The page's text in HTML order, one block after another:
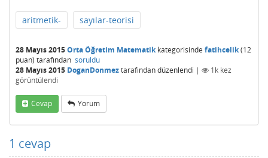
aritmetik- sayılar-teorisi
28 Mayıs 2015Orta Öğretim Matematikkategorisinde fatihcelik(12
puan) tarafından soruldu
28 Mayıs 2015 DoganDonmeztarafındandüzenlendi | 1k kez
görüntülendi
Cevap Yorum
1 cevap